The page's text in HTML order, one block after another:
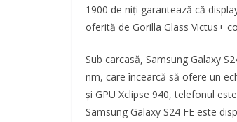
1900 de niți garantează că
oferită de Gorilla Glass Victus+
Sub carcasă, Samsung Galaxy
nm, care încearcă să ofere un
și GPU Xclipse 940, telefonul
Samsung Galaxy S24 FE este